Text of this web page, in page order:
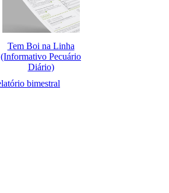
Tem Boi na Linha
(Informativo Pecuário
Diário)